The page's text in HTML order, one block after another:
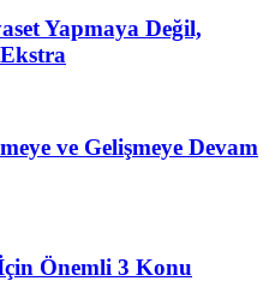
Yapmaya Değil,
Ekstra
ve Gelişmeye Devam
Önemli 3 Konu